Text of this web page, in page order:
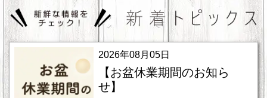
2026年08月05日
【お盆休業期間のお知ら
せ】